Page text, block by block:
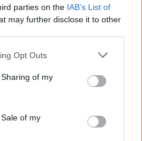
parties on the IAB’s List of
may further disclose it to other
Opt Outs
of my
of my
Arturo Martini nella
d’Italia di Intesa
16 novembre